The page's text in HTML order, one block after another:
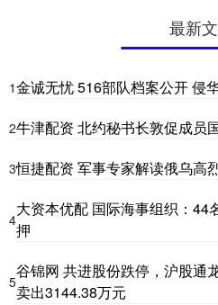
最新
1金诚无忧 516部队档案公开 侵
2牛津配资 北约秘书长敦促成员
3恒捷配资 军事专家解读俄乌高
4
大资本优配 国际海事组织：44
押
5
谷锦网 共进股份跌停，沪股通
卖出3144.38万元